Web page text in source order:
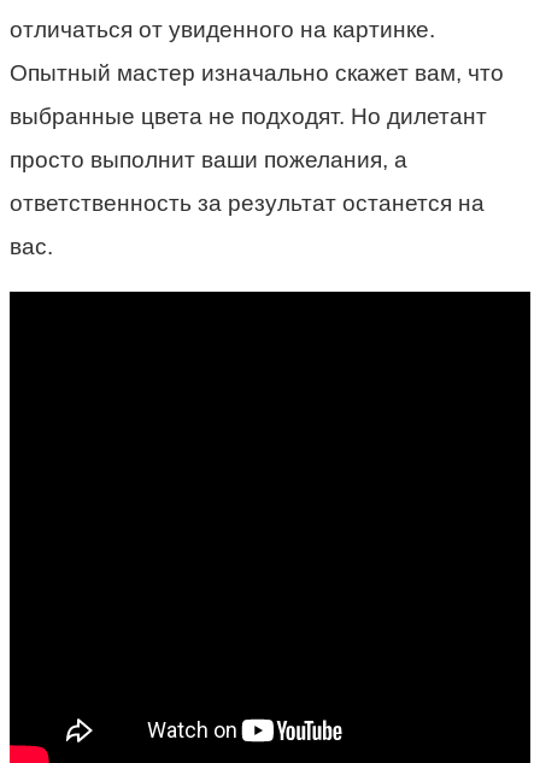
отличаться от увиденного на картинке.
Опытный мастер изначально скажет вам, что
выбранные цвета не подходят. Но дилетант
просто выполнит ваши пожелания, а
ответственность за результат останется на
вас.